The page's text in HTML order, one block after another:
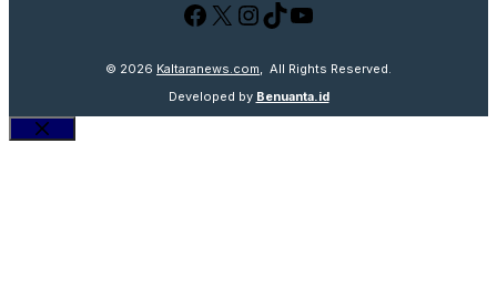
Facebook
X Instagram
TikTok
YouTube
© 2026 Kaltaranews.com , All Rights Reserved.
Developed by Benuanta.id
Close